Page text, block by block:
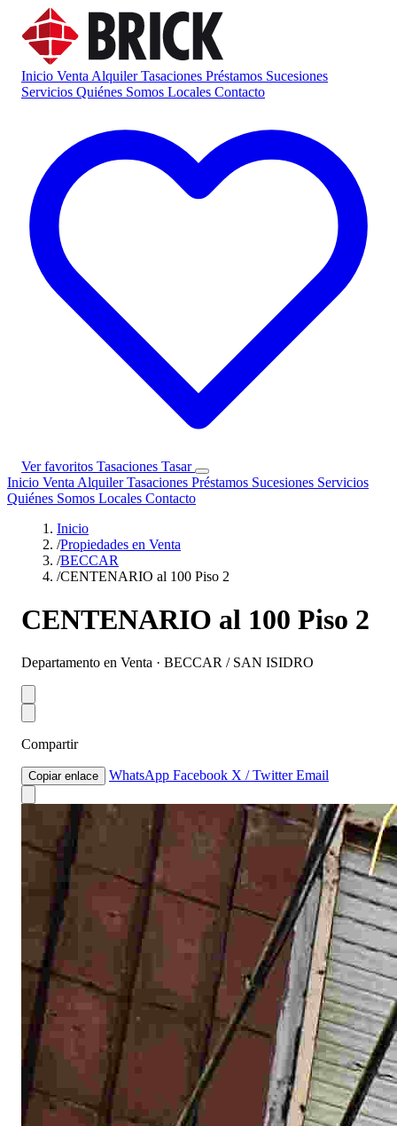
Inicio Venta AlquilerTasaciones Préstamos Sucesiones
Servicios Quiénes Somos Locales Contacto
Ver favoritos Tasaciones Tasar
Inicio Venta AlquilerTasaciones Préstamos Sucesiones Servicios
Quiénes Somos Locales Contacto
Inicio
/Propiedades en Venta
/BECCAR
/CENTENARIO al 100 Piso 2
CENTENARIO al 100 Piso 2
Departamento en Venta · BECCAR / SAN ISIDRO
Compartir
Copiar enlace WhatsApp Facebook X / TwitterEmail